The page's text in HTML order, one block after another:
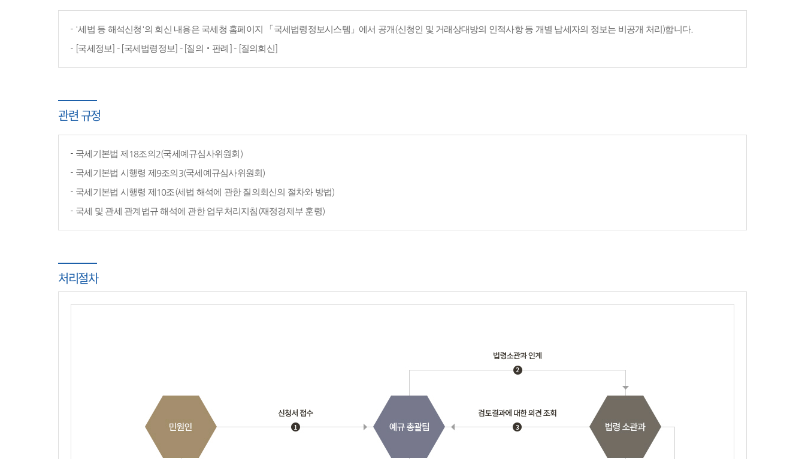
'세법 등 해석신청'의 회신 내용은 국세청 홈페이지 「국세법령정보시스템」에서 공개(신청인 및 거래상대방의 인적사항 등 개별 납세자의 정보는 비공개 처리)합니다.
[국세정보] - [국세법령정보] - [질의‧판례] - [질의회신]
관련 규정
국세기본법 제18조의2(국세예규심사위원회)
국세기본법 시행령 제9조의3(국세예규심사위원회)
국세기본법 시행령 제10조(세법 해석에 관한 질의회신의 절차와 방법)
국세 및 관세 관계법규 해석에 관한 업무처리지침(재정경제부 훈령)
처리절차